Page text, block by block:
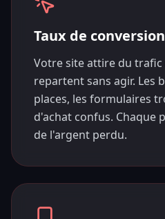
Taux de
Votre site attire du trafic
repartent sans agir. Les
places, les formulaires
d'achat confus. Chaque
de l'argent perdu.